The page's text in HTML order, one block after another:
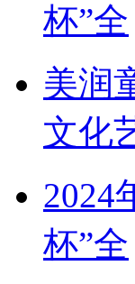
杯”全
美润
文化
2024
杯”全